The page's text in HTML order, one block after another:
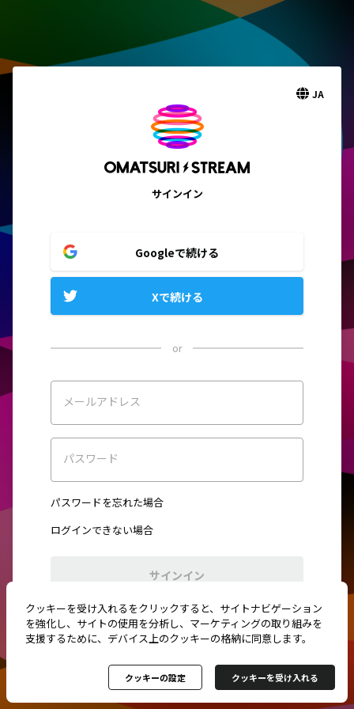
JA
サインイン
Googleで続ける
Xで続ける
or
メールアドレス
パスワード
パスワードを忘れた場合
ログインできない場合
サインイン
初めてご利用ですか？新規登録
クッキーを受け入れるをクリックすると、サイトナビゲーション
を強化し、サイトの使用を分析し、マーケティングの取り組みを
支援するために、デバイス上のクッキーの格納に同意します。
クッキーの設定 クッキーを受け入れる